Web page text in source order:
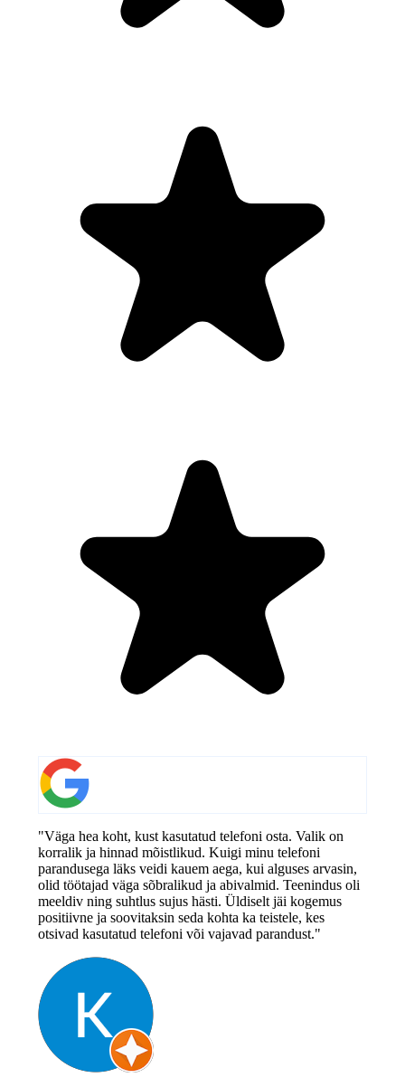
"Väga hea koht, kust kasutatud telefoni osta. Valik on
korralik ja hinnad mõistlikud. Kuigi minu telefoni
parandusega läks veidi kauem aega, kui alguses arvasin,
olid töötajad väga sõbralikud ja abivalmid. Teenindus oli
meeldiv ning suhtlus sujus hästi. Üldiselt jäi kogemus
positiivne ja soovitaksin seda kohta ka teistele, kes
otsivad kasutatud telefoni või vajavad parandust."